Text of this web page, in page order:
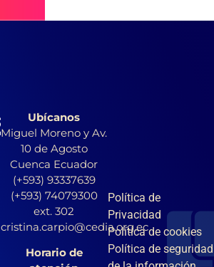
Ubícanos
Miguel Moreno y Av.
10 de Agosto
Cuenca Ecuador
(+593) 93337639
(+593) 74079300
ext. 302
cristina.carpio@cedia.org.ec
Horario de
Política de
Privacidad
Política de cookies
Política de seguridad